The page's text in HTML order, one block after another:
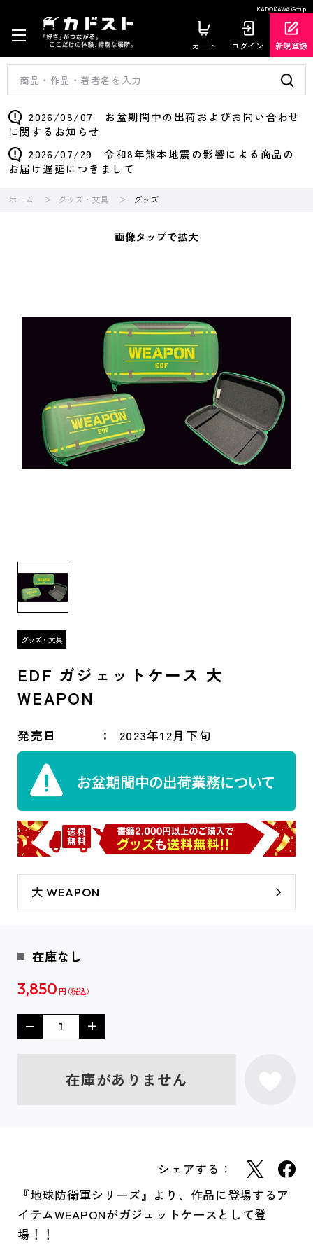
KADOKAWA Group
カート ログイン 新規登録
2026/08/07 お盆期間中の出荷およびお問い合わせ
に関するお知らせ
2026/07/29 令和8年熊本地震の影響による商品の
お届け遅延につきまして
ホーム グッズ・文具 グッズ
画像タップで拡大
EDF ガジェットケース 大
WEAPON
発売日 2023年12月下旬
大 WEAPON
在庫なし
3,850 円
在庫がありません
シェアする：
『地球防衛軍シリーズ』より、作品に登場するア
イテムWEAPONがガジェットケースとして登
場！！